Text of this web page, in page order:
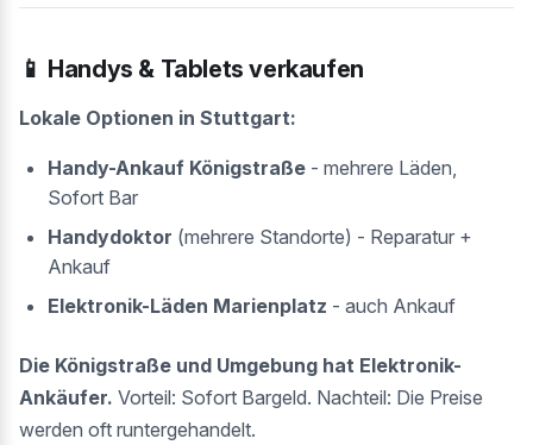
📱 Handys & Tablets verkaufen
Lokale Optionen in Stuttgart:
Handy-Ankauf Königstraße - mehrere Läden,
Sofort Bar
Handydoktor (mehrere Standorte) - Reparatur +
Ankauf
Elektronik-Läden Marienplatz - auch Ankauf
Die Königstraße und Umgebung hat Elektronik-
Ankäufer. Vorteil: Sofort Bargeld. Nachteil: Die Preise
werden oft runtergehandelt.